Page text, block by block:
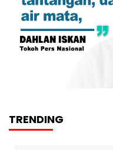
TRENDING